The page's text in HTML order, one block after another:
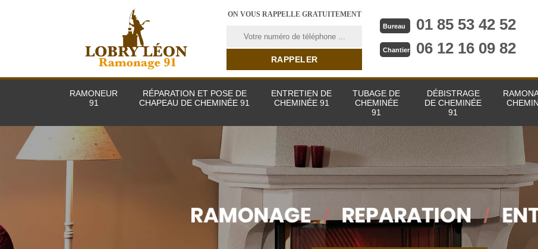
ON VOUS RAPPELLE GRATUITEMENT
Bureau 01 85 53 42 52
Chantier 06 12 16 09 82
RAMONEUR
91
RÉPARATION ET POSE DE
CHAPEAU DE CHEMINÉE 91
ENTRETIEN DE
CHEMINÉE 91
TUBAGE DE
CHEMINÉE
91
DÉBISTRAGE
DE CHEMINÉE
91